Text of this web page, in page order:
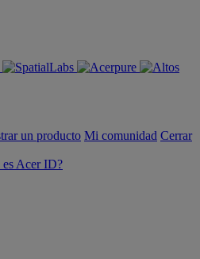
un producto Mi comunidad Cerrar
es Acer ID?